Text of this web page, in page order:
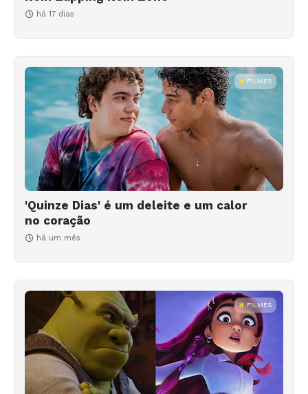
há 17 dias
FILMES
'Quinze Dias' é um deleite e um calor
no coração
há um mês
FILMES